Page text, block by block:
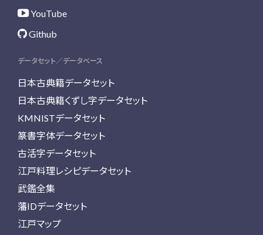
YouTube
Github
データセット／データベース
日本古典籍データセット
日本古典籍くずし字データセット
KMNISTデータセット
篆書字体データセット
古活字データセット
江戸料理レシピデータセット
武鑑全集
藩IDデータセット
江戸マップ